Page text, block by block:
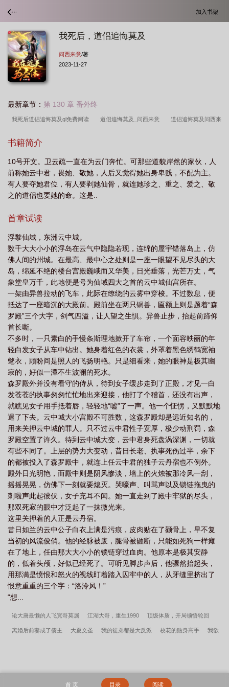
加入书架
我死后，道侣追悔莫及
问西来意/著
2023-11-27
最新章节： 第 130 章 番外终
我死后道侣追悔莫及gl免费阅读 道侣追悔莫及_问西来意 道侣追悔莫及问西来
后道侣追悔莫及的百合
局 我死后道侣追悔莫及免费阅读 道侣追悔莫及gl免费阅读 道侣追悔莫及
TXT 我死后道侣追悔莫及 我死后师门追悔莫及 我死后她们都追悔莫
及 我死之后她们追悔莫及
意gl 道侣追悔莫及_
费阅读 我死后道侣追悔莫及免费
论 道侣追悔莫及gl 道侣追悔莫及+番外 我死后 我死后道侣追悔莫及免
费阅读在线观看 道侣追悔莫及书评 我死后道侣追悔莫及链接 道侣追悔莫及
免费阅读
书籍简介
10号开文。卫云疏一直在为云门奔忙。可那些道貌岸然的家伙，人
前称她云中君，畏她、敬她，人后又觉得她出身卑贱，不配为主。
有人要夺她君位，有人要剥她仙骨，就连她珍之、重之、爱之、敬
之的道侣也要她的命。这是..
首章试读
浮黎仙域，东洲云中城。
数千大大小小的浮岛在云气中隐隐若现，连绵的屋宇错落岛上，仿
佛人间的州城。在最高、最中心之处则是一座一眼望不见尽头的大
岛，绵延不绝的楼台宫殿巍峨而又华美，日光垂落，光芒万丈，气
象堂皇万千，此地便是号为仙域四大之首的云中城仙宫所在。
一架由异兽拉动的飞车，此际在缭绕的云雾中穿梭。不过数息，便
抵达了一座暗沉的大殿前。殿前坐在两只铜兽，匾额上则是题着“森
罗殿”三个大字，剑气四溢，让人望之生惧。异兽止步，抬起前蹄仰
首长嘶。
不多时，一只素白的手慢条斯理地掀开了车帘，一个面容昳丽的年
轻白发女子从车中钻出。她身着红色的衣裳，外罩着黑色绣鹤宽袖
氅衣，顾盼间是照人的飞扬明艳。只是细看来，她的眼神是极其幽
寂的，好似一潭不生波澜的死水。
森罗殿外并没有看守的侍从，待到女子缓步走到了正殿，才见一白
发苍苍的执事匆匆忙忙地出来迎接，他打了个稽首，还没有出声，
就瞧见女子用手抵着唇，轻轻地“嘘”了一声。他一个怔愣，又默默地
退了下去。云中城大小宫殿不可胜数，这森罗殿却是远近知名的，
用来关押云中城的罪人。只不过云中君性子宽厚，极少动刑罚，森
罗殿空置了许久。待到云中城大变，云中君身死盘涡深渊，一切就
有些不同了。上层的势力大变动，昔日长老、执事死伤过半，余下
的都被投入了森罗殿中，就连上任云中君的独子云丹宿也不例外。
殿外日光明艳，而殿中则是阴风惨淡，墙上的火烛被那冷风一刮，
摇摇晃晃，仿佛下一刻就要熄灭。哭嚎声、叫骂声以及锁链拖曳的
刺啦声此起彼伏，女子充耳不闻。她一直走到了殿中牢狱的尽头，
那双死寂的眼中才泛起了一抹微光来。
这里关押着的人正是云丹宿。
昔日如兰的云中公子白衣上满是污痕，皮肉贴在了颧骨上，早不复
当初的风流俊俏。他的经脉被废，腿骨被砸断，只能如死狗一样瘫
在了地上，任由那大大小小的锁链穿过血肉。他原本是极其安静
的，低着头颅，好似已经死了。可听见脚步声后，他骤然抬起头，
用那满是愤恨和怒火的视线盯着踏入囚牢中的人，从牙缝里挤出了
恨意重重的三个字：“洛泠风！”
“想...
论大唐最懒的人飞宽哥莫属 江湖大哥，重生1990 顶级体质，开局顿悟轮回
离婚后前妻成了债主 大夏文圣 我的徒弟都是大反派 校花的贴身高手 我欲
首 页 目录 阅读